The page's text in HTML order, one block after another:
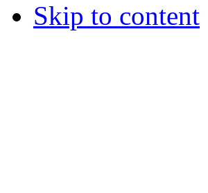
Skip to content